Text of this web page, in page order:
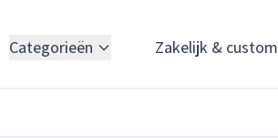
Categorieën Zakelijk & custom